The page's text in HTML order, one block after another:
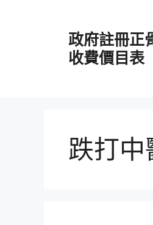
政府註冊正
收費價目表
跌打中